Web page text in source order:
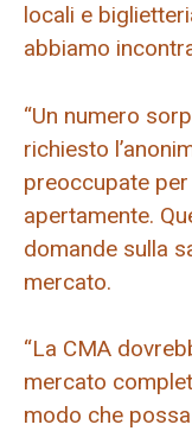
locali e
abbiamo
“Un numero
richiesto
preoccupate
apertamente.
domande sulla
mercato.
“La CMA
mercato
modo che